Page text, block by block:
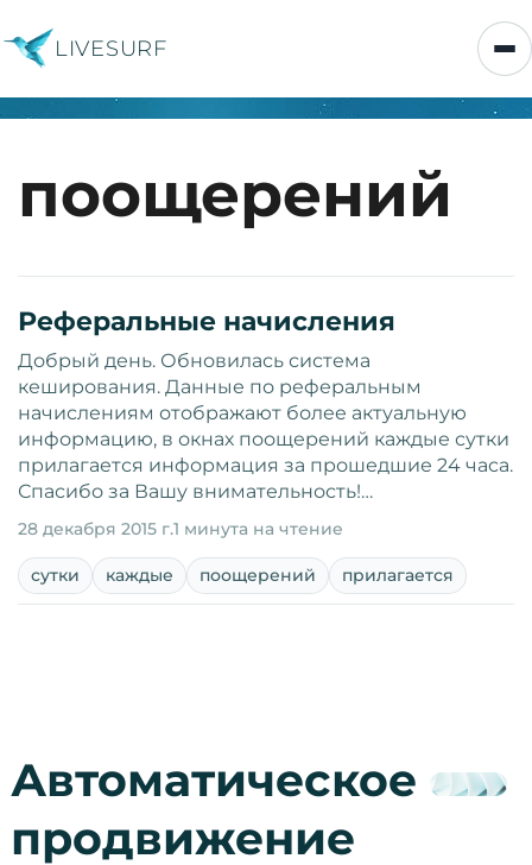
LIVESURF
поощерений
Реферальные начисления
Добрый день. Обновилась система
кеширования. Данные по реферальным
начислениям отображают более актуальную
информацию, в окнах поощерений каждые сутки
прилагается информация за прошедшие 24 часа.
Спасибо за Вашу внимательность!…
28 декабря 2015 г.1 минута на чтение
сутки каждые поощерений прилагается
Автоматическое
продвижение